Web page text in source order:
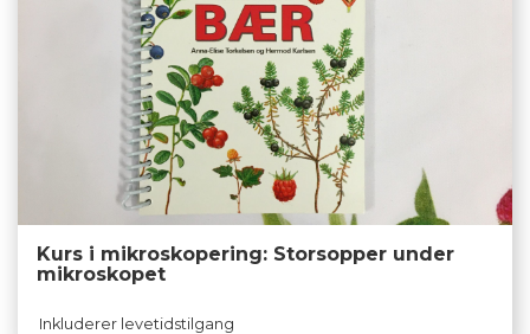
Kurs i mikroskopering: Storsopper under
mikroskopet
Inkluderer levetidstilgang